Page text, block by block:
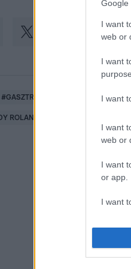
Google
I want
web or
I want
I want
I want
web or
I want
or app.
I want
I want
#GASZTRONÓMIA
ROLAND